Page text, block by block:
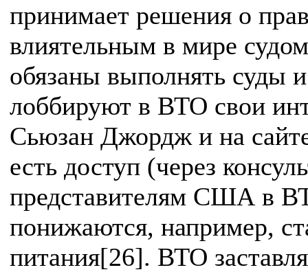
принимает решения о
влиятельным в мире
обязаны выполнять суды
лоббируют в ВТО свои
Сьюзан Джордж и на
есть доступ (через
представителям США в
понижаются, например,
питания[26]. ВТО